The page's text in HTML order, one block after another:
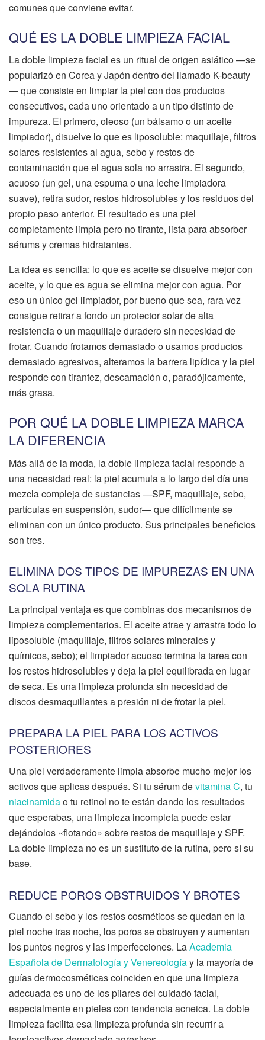
comunes que conviene evitar.
QUÉ ES LA DOBLE LIMPIEZA FACIAL
La doble limpieza facial es un ritual de origen asiático —se
popularizó en Corea y Japón dentro del llamado K-beauty
— que consiste en limpiar la piel con dos productos
consecutivos, cada uno orientado a un tipo distinto de
impureza. El primero, oleoso (un bálsamo o un aceite
limpiador), disuelve lo que es liposoluble: maquillaje, filtros
solares resistentes al agua, sebo y restos de
contaminación que el agua sola no arrastra. El segundo,
acuoso (un gel, una espuma o una leche limpiadora
suave), retira sudor, restos hidrosolubles y los residuos del
propio paso anterior. El resultado es una piel
completamente limpia pero no tirante, lista para absorber
sérums y cremas hidratantes.
La idea es sencilla: lo que es aceite se disuelve mejor con
aceite, y lo que es agua se elimina mejor con agua. Por
eso un único gel limpiador, por bueno que sea, rara vez
consigue retirar a fondo un protector solar de alta
resistencia o un maquillaje duradero sin necesidad de
frotar. Cuando frotamos demasiado o usamos productos
demasiado agresivos, alteramos la barrera lipídica y la piel
responde con tirantez, descamación o, paradójicamente,
más grasa.
POR QUÉ LA DOBLE LIMPIEZA MARCA
LA DIFERENCIA
Más allá de la moda, la doble limpieza facial responde a
una necesidad real: la piel acumula a lo largo del día una
mezcla compleja de sustancias —SPF, maquillaje, sebo,
partículas en suspensión, sudor— que difícilmente se
eliminan con un único producto. Sus principales beneficios
son tres.
ELIMINA DOS TIPOS DE IMPUREZAS EN UNA
SOLA RUTINA
La principal ventaja es que combinas dos mecanismos de
limpieza complementarios. El aceite atrae y arrastra todo lo
liposoluble (maquillaje, filtros solares minerales y
químicos, sebo); el limpiador acuoso termina la tarea con
los restos hidrosolubles y deja la piel equilibrada en lugar
de seca. Es una limpieza profunda sin necesidad de
discos desmaquillantes a presión ni de frotar la piel.
PREPARA LA PIEL PARA LOS ACTIVOS
POSTERIORES
Una piel verdaderamente limpia absorbe mucho mejor los
activos que aplicas después. Si tu sérum devitamina C, tu
niacinamidao tu retinol no te están dando los resultados
que esperabas, una limpieza incompleta puede estar
dejándolos «flotando» sobre restos de maquillaje y SPF.
La doble limpieza no es un sustituto de la rutina, pero sí su
base.
REDUCE POROS OBSTRUIDOS Y BROTES
Cuando el sebo y los restos cosméticos se quedan en la
piel noche tras noche, los poros se obstruyen y aumentan
los puntos negros y las imperfecciones. LaAcademia
Española de Dermatología y Venereologíay la mayoría de
guías dermocosméticas coinciden en que una limpieza
adecuada es uno de los pilares del cuidado facial,
especialmente en pieles con tendencia acneica. La doble
limpieza facilita esa limpieza profunda sin recurrir a